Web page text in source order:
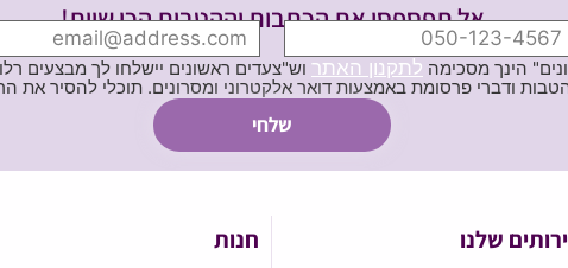
אל תפספסי את הכתבות וההטבות הכי שוות!
הינך מסכימה לתקנון האתר וש"צעדים ראשונים יישלחו לך מבצעים
באמצעות דואר אלקטרוני ומסרונים. תוכלי להסיר את הרישום בכל עת
שלנו חנות